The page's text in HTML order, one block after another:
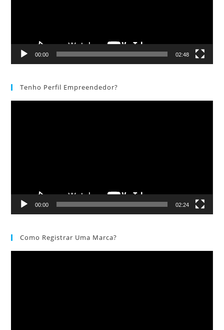
00:00 02:48
Tenho Perfil Empreendedor?
00:00 02:24
Como Registrar Uma Marca?